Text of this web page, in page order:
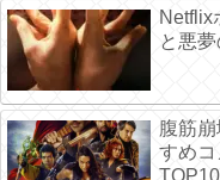
Netflix
と悪
腹筋
すめ